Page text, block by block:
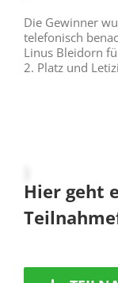
Die Gewinner
telefonisch
Linus Bleidorn
2. Platz und
Hier geht